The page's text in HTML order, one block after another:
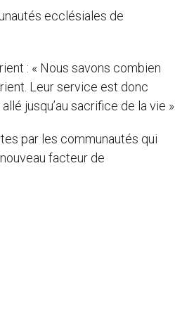
ecclésiales de
: « Nous savons combien
Leur service est donc
jusqu’au sacrifice de la vie ».
par les communautés qui
facteur de